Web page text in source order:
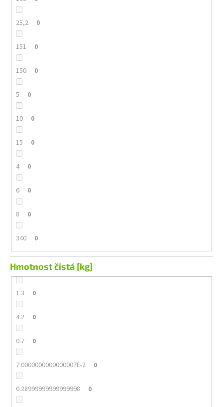
25,2 0
151 0
150 0
5 0
10 0
15 0
4 0
6 0
8 0
340 0
Hmotnost čistá [kg]
1.3 0
4.2 0
0.7 0
7.0000000000000007E-2 0
0.28999999999999998 0